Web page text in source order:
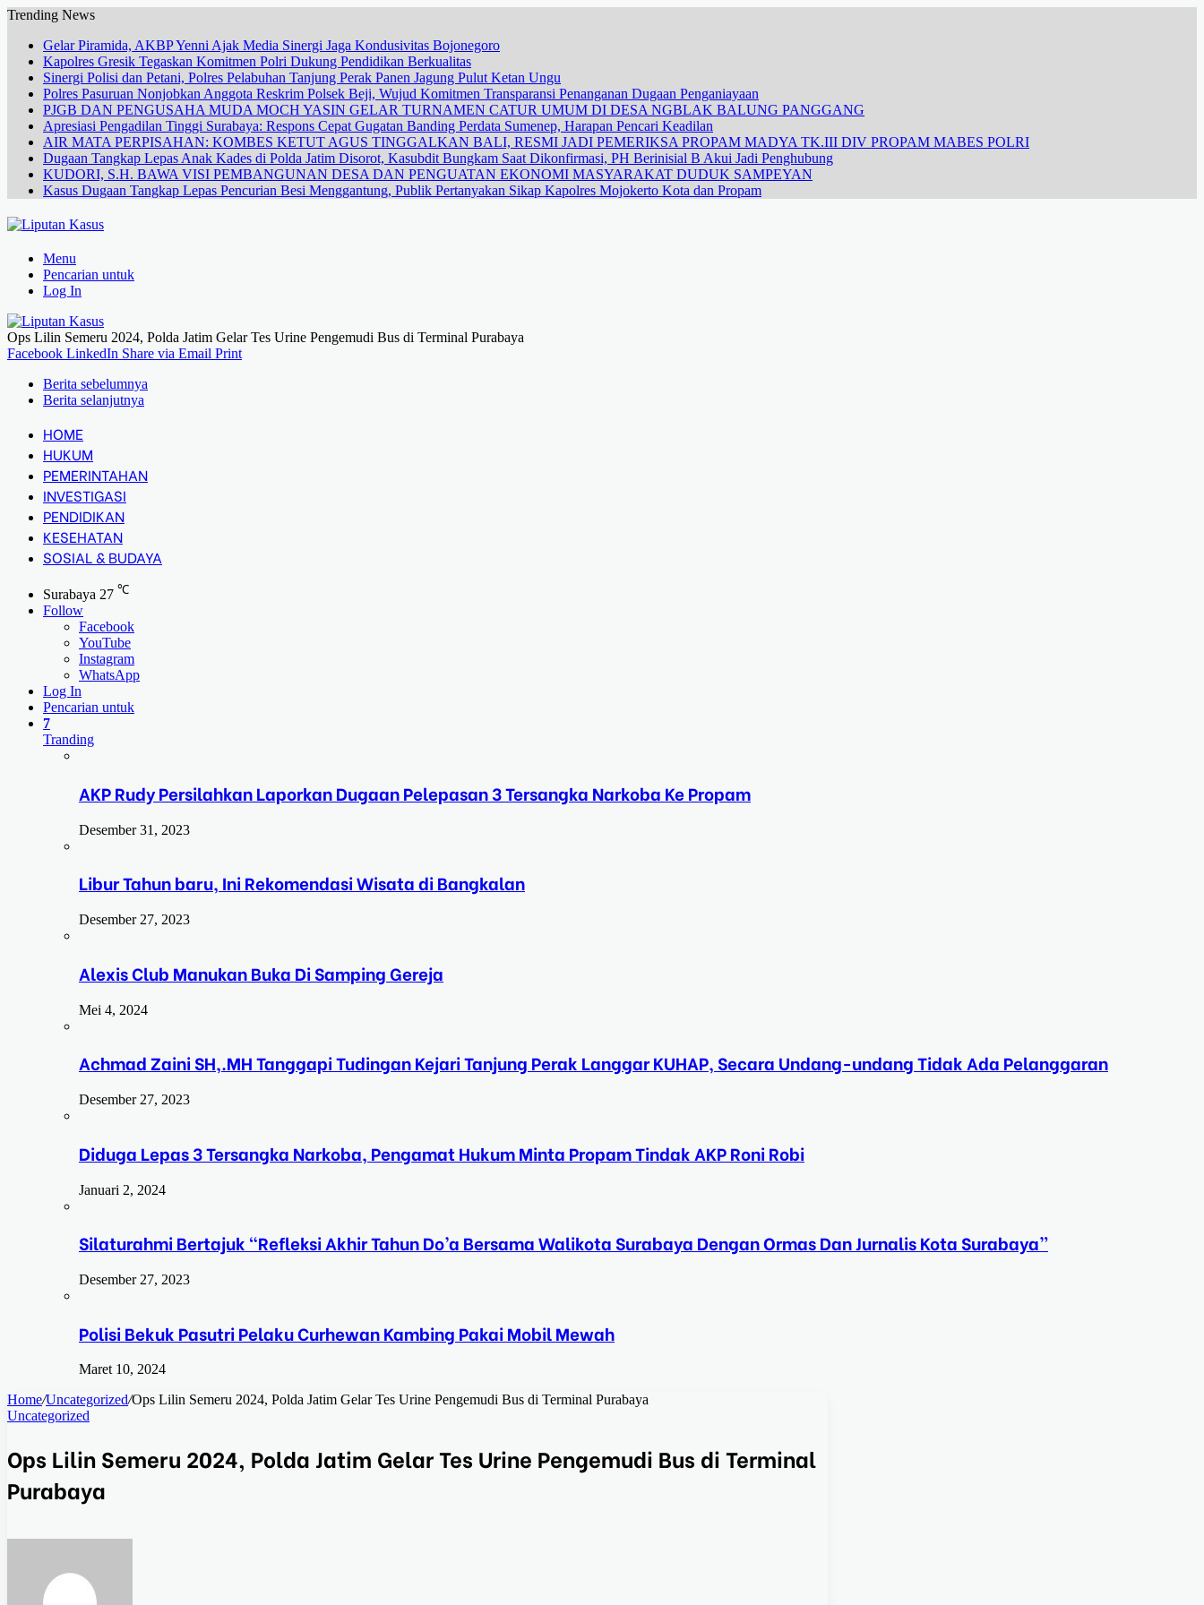
Trending News
Gelar Piramida, AKBP Yenni Ajak Media Sinergi Jaga Kondusivitas Bojonegoro
Kapolres Gresik Tegaskan Komitmen Polri Dukung Pendidikan Berkualitas
Sinergi Polisi dan Petani, Polres Pelabuhan Tanjung Perak Panen Jagung Pulut Ketan Ungu
Polres Pasuruan Nonjobkan Anggota Reskrim Polsek Beji, Wujud Komitmen Transparansi Penanganan Dugaan Penganiayaan
PJGB DAN PENGUSAHA MUDA MOCH YASIN GELAR TURNAMEN CATUR UMUM DI DESA NGBLAK BALUNG PANGGANG
Apresiasi Pengadilan Tinggi Surabaya: Respons Cepat Gugatan Banding Perdata Sumenep, Harapan Pencari Keadilan
AIR MATA PERPISAHAN: KOMBES KETUT AGUS TINGGALKAN BALI, RESMI JADI PEMERIKSA PROPAM MADYA TK.III DIV PROPAM MABES POLRI
Dugaan Tangkap Lepas Anak Kades di Polda Jatim Disorot, Kasubdit Bungkam Saat Dikonfirmasi, PH Berinisial B Akui Jadi Penghubung
KUDORI, S.H. BAWA VISI PEMBANGUNAN DESA DAN PENGUATAN EKONOMI MASYARAKAT DUDUK SAMPEYAN
Kasus Dugaan Tangkap Lepas Pencurian Besi Menggantung, Publik Pertanyakan Sikap Kapolres Mojokerto Kota dan Propam
Menu
Pencarian untuk
Log In
Ops Lilin Semeru 2024, Polda Jatim Gelar Tes Urine Pengemudi Bus di Terminal Purabaya
Facebook LinkedIn Share via Email Print
Berita sebelumnya
Berita selanjutnya
HOME
HUKUM
PEMERINTAHAN
INVESTIGASI
PENDIDIKAN
KESEHATAN
SOSIAL & BUDAYA
Surabaya 27 ℃
Follow
Facebook
YouTube
Instagram
WhatsApp
Log In
Pencarian untuk
7
Tranding
AKP Rudy Persilahkan Laporkan Dugaan Pelepasan 3 Tersangka Narkoba Ke Propam
Desember 31, 2023
Libur Tahun baru, Ini Rekomendasi Wisata di Bangkalan
Desember 27, 2023
Alexis Club Manukan Buka Di Samping Gereja
Mei 4, 2024
Achmad Zaini SH,.MH Tanggapi Tudingan Kejari Tanjung Perak Langgar KUHAP, Secara Undang-undang Tidak Ada Pelanggaran
Desember 27, 2023
Diduga Lepas 3 Tersangka Narkoba, Pengamat Hukum Minta Propam Tindak AKP Roni Robi
Januari 2, 2024
Silaturahmi Bertajuk “Refleksi Akhir Tahun Do’a Bersama Walikota Surabaya Dengan Ormas Dan Jurnalis Kota Surabaya”
Desember 27, 2023
Polisi Bekuk Pasutri Pelaku Curhewan Kambing Pakai Mobil Mewah
Maret 10, 2024
Home/Uncategorized/Ops Lilin Semeru 2024, Polda Jatim Gelar Tes Urine Pengemudi Bus di Terminal Purabaya
Uncategorized
Ops Lilin Semeru 2024, Polda Jatim Gelar Tes Urine Pengemudi Bus di Terminal
Purabaya